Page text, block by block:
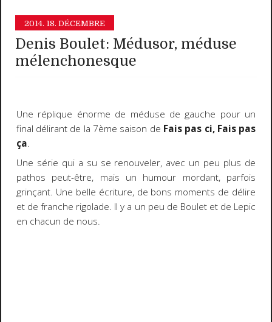
2014. 18. DÉCEMBRE
Denis Boulet: Médusor, méduse
mélenchonesque
Une réplique énorme de méduse de gauche pour un
final délirant de la 7ème saison de Fais pas ci, Fais pas
ça.
Une série qui a su se renouveler, avec un peu plus de
pathos peut-être, mais un humour mordant, parfois
grinçant. Une belle écriture, de bons moments de délire
et de franche rigolade. Il y a un peu de Boulet et de Lepic
en chacun de nous.